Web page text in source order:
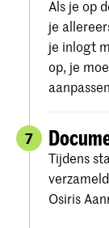
Als je op
je
je inlogt
op, je
7
Tijdens
Osiris